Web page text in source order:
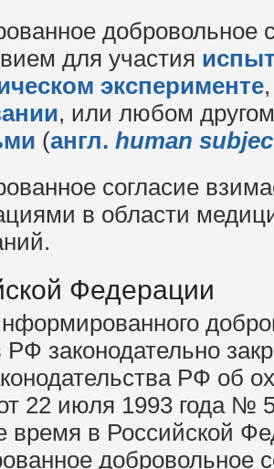
добровольное
для участия
эксперименте
, или любом
(англ. human
согласие
в области
Федерации
законодательно
РФ об
22 июля 1993 года №
время в Российской
добровольное